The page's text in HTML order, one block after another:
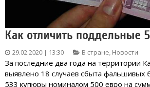
Как отличить поддельные
29.02.2020 | 13:30 В стране, Новости
За последние два года на территории
выявлено 18 случаев сбыта фальшивых
533 купюры номиналом 500 евро на